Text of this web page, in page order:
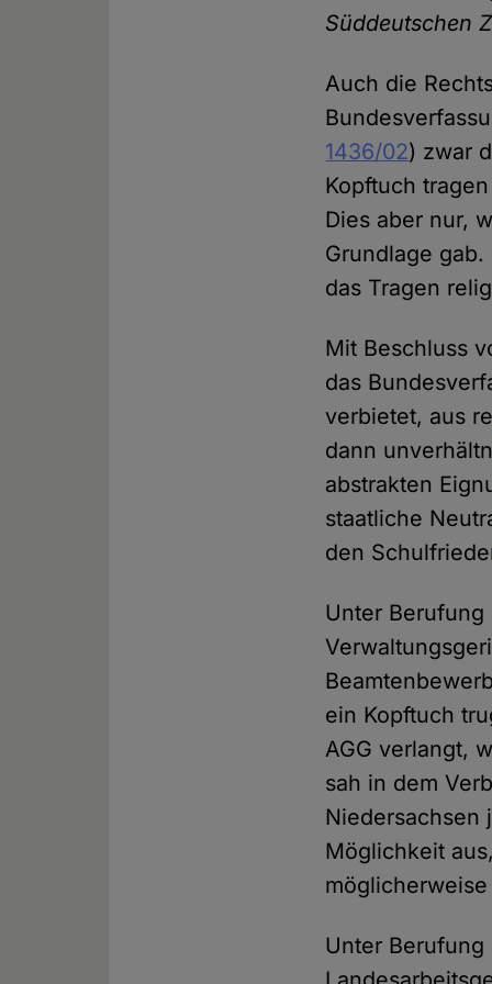
Süddeutschen
Auch die
1436/02) zwar
Kopftuch
Dies aber nur,
Grundlage
das Tragen
Mit Beschluss
das
verbietet, aus
dann
abstrakten
staatliche
den
Unter Berufung
ein Kopftuch
AGG verlangt,
sah in dem
Niedersachsen
Möglichkeit
Unter